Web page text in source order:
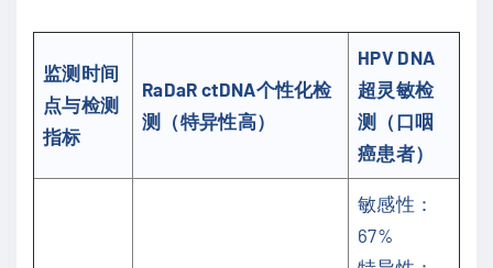
监测时间
点与检测
指标
RaDaR ctDNA个性化检
测（特异性高）
HPV DNA
超灵敏检
测（口咽
癌患者）
敏感性：
67%